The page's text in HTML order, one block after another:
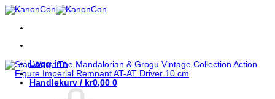
Skip
content
Logg inn
Handlekurv / kr0,00 0